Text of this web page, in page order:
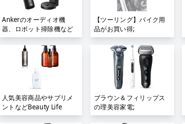
Ankerのオーディオ機
器、ロボット掃除機など
がお買い得;
【ツーリング】バイク用
品がお買い得;
人気美容商品やサプリメ
ントなどBeauty Life
Store特集;
ブラウン＆フィリップス
の理美容家電;